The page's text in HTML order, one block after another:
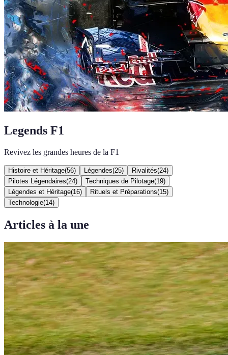
Legends F1
Revivez les grandes heures de la F1
Histoire et Héritage(56) Légendes(25) Rivalités(24)
Pilotes Légendaires(24) Techniques de Pilotage(19)
Légendes et Héritage(16) Rituels et Préparations(15)
Technologie(14)
Articles à la une